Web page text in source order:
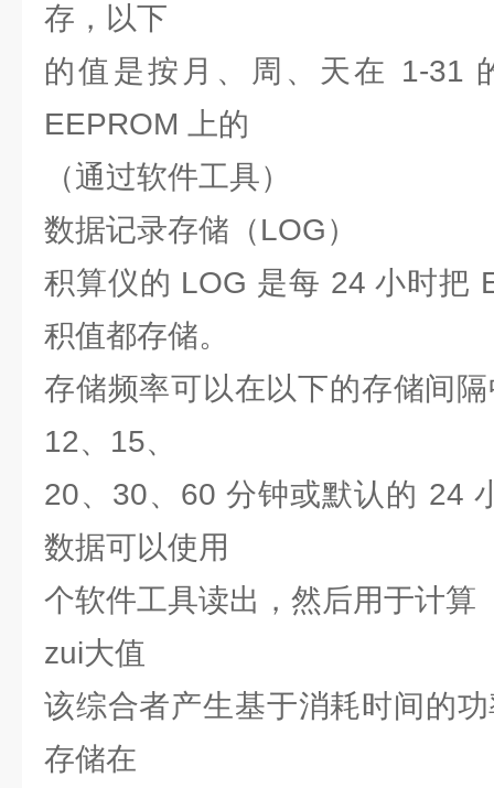
存，以下
的值是按月、周、天在 1-31
EEPROM 上的
（通过软件工具）
数据记录存储（LOG）
积算仪的 LOG 是每 24 小时把
积值都存储。
存储频率可以在以下的存储间
12、15、
20、30、60 分钟或默认的 24
数据可以使用
个软件工具读出，然后用于计算
zui大值
该综合者产生基于消耗时间的
存储在